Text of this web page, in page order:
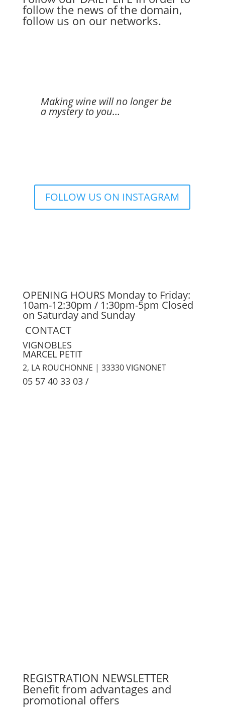
follow the news of the domain,
follow us on our networks.
Making wine will no longer be
a mystery to you…
FOLLOW US ON INSTAGRAM
OPENING HOURS Monday to Friday:
10am-12:30pm / 1:30pm-5pm Closed
on Saturday and Sunday
CONTACT
VIGNOBLES
MARCEL PETIT
2, LA ROUCHONNE | 33330 VIGNONET
05 57 40 33 03 /
REGISTRATION NEWSLETTER
Benefit from advantages and
promotional offers